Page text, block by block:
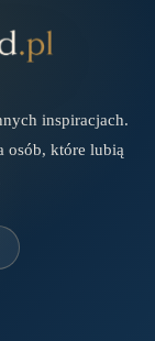
inspiracjach.
osób, które lubią